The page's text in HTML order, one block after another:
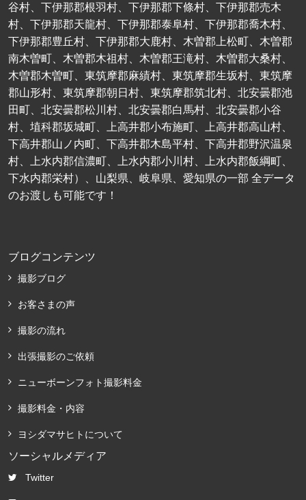
谷村、下伊那郡根羽村、下伊那郡下條村、下伊那郡売木
村、下伊那郡天龍村、下伊那郡泰阜村、下伊那郡喬木村、
下伊那郡豊丘村、下伊那郡大鹿村、木曽郡上松町、木曽郡
南木曽町、木曽郡木祖村、木曽郡王滝村、木曽郡大桑村、
木曽郡木曽町、東筑摩郡麻績村、東筑摩郡生坂村、東筑摩
郡山形村、東筑摩郡朝日村、東筑摩郡筑北村、北安曇郡池
田町、北安曇郡松川村、北安曇郡白馬村、北安曇郡小谷
村、埴科郡坂城町、上高井郡小布施町、上高井郡高山村、
下高井郡山ノ内町、下高井郡木島平村、下高井郡野沢温泉
村、上水内郡信濃町、上水内郡小川村、上水内郡飯綱町、
下水内郡栄村）、山梨県、岐阜県、愛知県の一部 全データ
のお渡しも可能です！
ブログコンテンツ
撮影ブログ
お客さまの声
撮影の流れ
出張撮影のご依頼
ニューボーンフォト撮影料金
撮影料金・内容
ヨシダマサヒトについて
ソーシャルメディア
Twitter